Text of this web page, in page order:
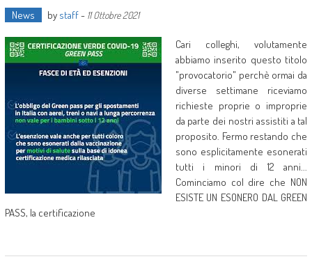
News by staff- 11 Ottobre 2021
Cari colleghi, volutamente
abbiamo inserito questo titolo
"provocatorio" perchè ormai da
diverse settimane riceviamo
richieste proprie o improprie
da parte dei nostri assistiti a tal
proposito. Fermo restando che
sono esplicitamente esonerati
tutti i minori di 12 anni...
Cominciamo col dire che NON
ESISTE UN ESONERO DAL GREEN
PASS, la certificazione